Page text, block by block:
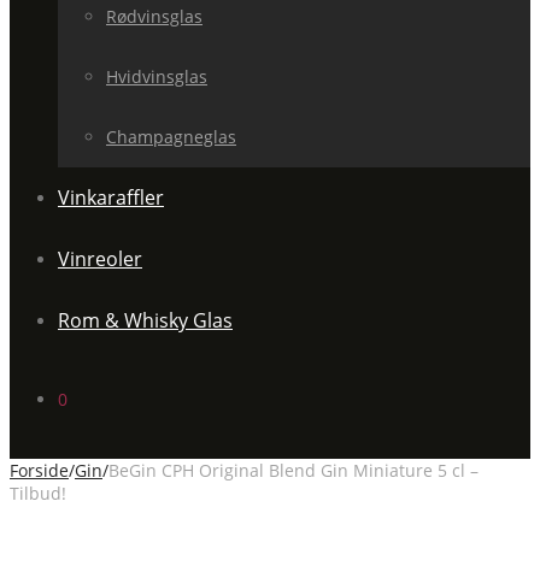
Rødvinsglas
Hvidvinsglas
Champagneglas
Vinkaraffler
Vinreoler
Rom & Whisky Glas
0
Forside/Gin/BeGin CPH Original Blend Gin Miniature 5 cl –
Tilbud!